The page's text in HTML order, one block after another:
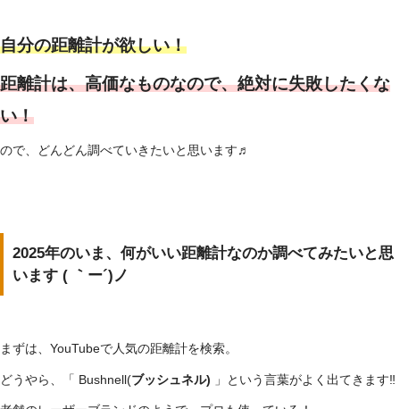
自分の距離計が欲しい！
距離計は、高価なものなので、絶対に失敗したくな
い！
ので、どんどん調べていきたいと思います♬
2025年のいま、何がいい距離計なのか調べてみたいと思
います ( ｀ー´)ノ
まずは、YouTubeで人気の距離計を検索。
どうやら、「 Bushnell(ブッシュネル) 」という言葉がよく出てきます‼